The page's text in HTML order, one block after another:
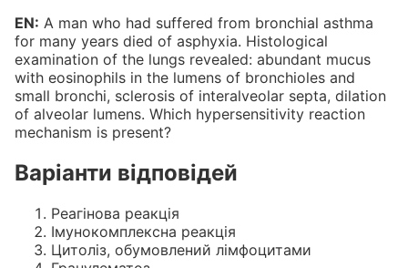
EN: A man who had suffered from bronchial asthma
for many years died of asphyxia. Histological
examination of the lungs revealed: abundant mucus
with eosinophils in the lumens of bronchioles and
small bronchi, sclerosis of interalveolar septa, dilation
of alveolar lumens. Which hypersensitivity reaction
mechanism is present?
Варіанти відповідей
Реагінова реакція
Імунокомплексна реакція
Цитоліз, обумовлений лімфоцитами